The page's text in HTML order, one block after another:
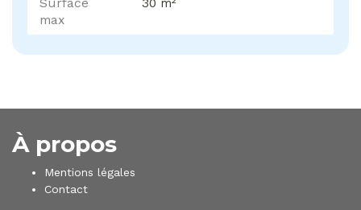
max
À propos
Mentions légales
Contact